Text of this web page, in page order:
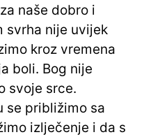
naše dobro i
svrha nije uvijek
kroz vremena
boli. Bog nije
svoje srce.
se približimo sa
izlječenje i da s